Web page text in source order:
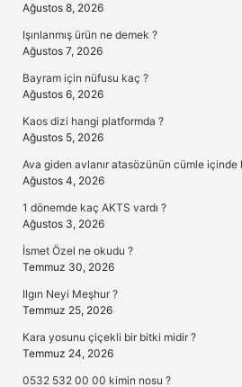
Ağustos 8, 2026
Işınlanmış ürün ne demek ?
Ağustos 7, 2026
Bayram için nüfusu kaç ?
Ağustos 6, 2026
Kaos dizi hangi platformda ?
Ağustos 5, 2026
Ava giden avlanır atasözünün cümle içinde
Ağustos 4, 2026
1 dönemde kaç AKTS vardı ?
Ağustos 3, 2026
İsmet Özel ne okudu ?
Temmuz 30, 2026
Ilgın Neyi Meşhur ?
Temmuz 25, 2026
Kara yosunu çiçekli bir bitki midir ?
Temmuz 24, 2026
0532 532 00 00 kimin nosu ?